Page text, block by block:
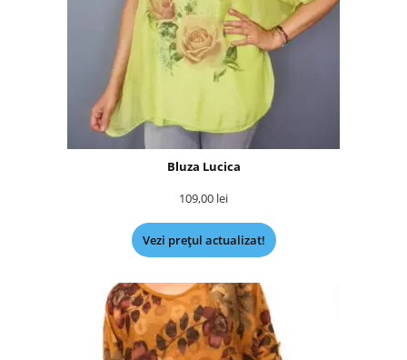
Bluza Lucica
109,00 lei
Vezi prețul actualizat!